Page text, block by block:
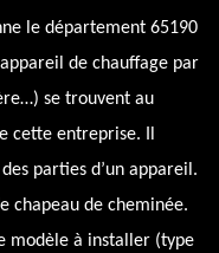
le département 65190
de chauffage par
se trouvent au
cette entreprise. Il
parties d’un appareil.
chapeau de cheminée.
modèle à installer (type